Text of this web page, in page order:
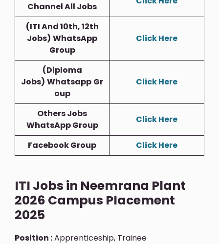
Channel All Jobs
(ITI And 10th, 12th
Jobs) WhatsApp
Group
Click Here
(Diploma
Jobs) Whatsapp Gr
Oup
Click Here
Others Jobs
WhatsApp Group
Click Here
Facebook Group Click Here
ITI Jobs in Neemrana Plant
2026 Campus Placement
2025
Position :Apprenticeship, Trainee